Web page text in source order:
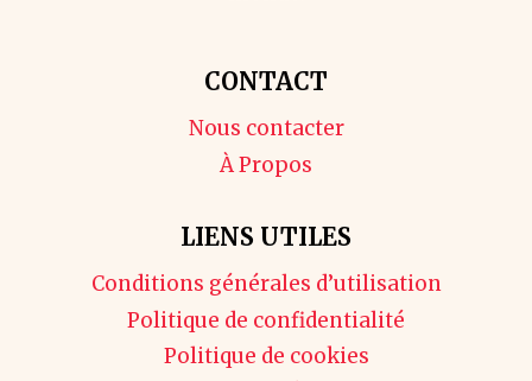
CONTACT
Nous contacter
À Propos
LIENS UTILES
Conditions générales d’utilisation
Politique de confidentialité
Politique de cookies